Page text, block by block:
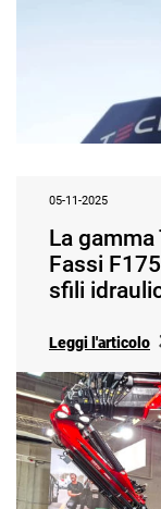
05-11-2025
La gamma
Fassi
sfili
Leggi l'articolo